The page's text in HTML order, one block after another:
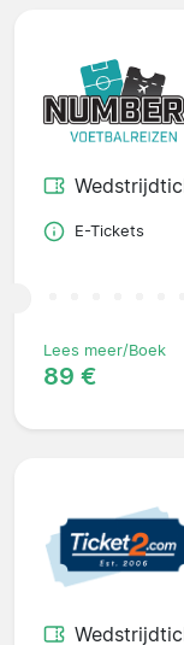
E-Tickets
Lees meer/Boek
89 €